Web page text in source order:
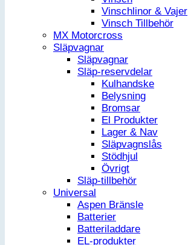
Vinschlinor & Vajer
Vinsch Tillbehör
MX Motorcross
Släpvagnar
Släpvagnar
Släp-reservdelar
Kulhandske
Belysning
Bromsar
El Produkter
Lager & Nav
Släpvagnslås
Stödhjul
Övrigt
Släp-tillbehör
Universal
Aspen Bränsle
Batterier
Batteriladdare
EL-produkter